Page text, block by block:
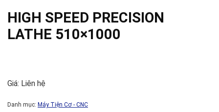
HIGH SPEED PRECISION
LATHE 510×1000
Giá: Liên hệ
Danh mục: Máy Tiện Cơ - CNC